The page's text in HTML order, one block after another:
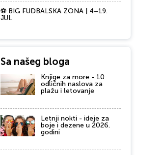
⚽ BIG FUDBALSKA ZONA | 4–19.
JUL
Sa našeg bloga
Knjige za more - 10
odličnih naslova za
plažu i letovanje
Letnji nokti - ideje za
boje i dezene u 2026.
godini